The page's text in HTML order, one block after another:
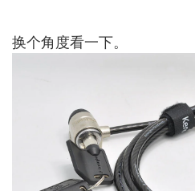
换个角度看一下。